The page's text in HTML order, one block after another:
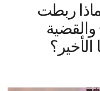
ربطت
الأخير؟